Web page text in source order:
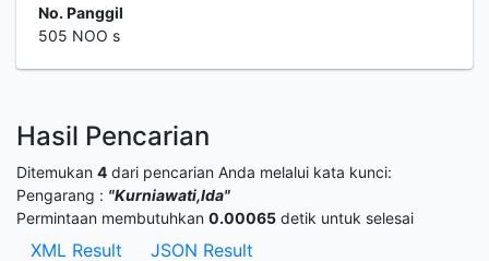
No. Panggil
505 NOO s
Hasil Pencarian
Ditemukan 4 dari pencarian Anda melalui kata kunci:
Pengarang : "Kurniawati,Ida"
Permintaan membutuhkan 0.00065 detik untuk selesai
XML Result JSON Result